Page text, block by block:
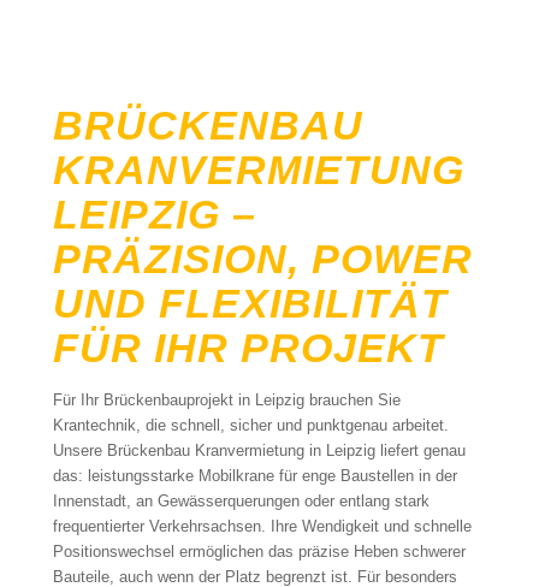
BRÜCKENBAU
KRANVERMIETUNG
LEIPZIG –
PRÄZISION, POWER
UND FLEXIBILITÄT
FÜR IHR PROJEKT
Für Ihr Brückenbauprojekt in Leipzig brauchen Sie
Krantechnik, die schnell, sicher und punktgenau arbeitet.
Unsere Brückenbau Kranvermietung in Leipzig liefert genau
das: leistungsstarke Mobilkrane für enge Baustellen in der
Innenstadt, an Gewässerquerungen oder entlang stark
frequentierter Verkehrsachsen. Ihre Wendigkeit und schnelle
Positionswechsel ermöglichen das präzise Heben schwerer
Bauteile, auch wenn der Platz begrenzt ist. Für besonders